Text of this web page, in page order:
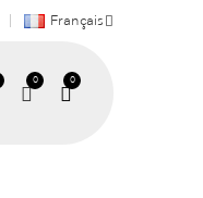
Français
0 0